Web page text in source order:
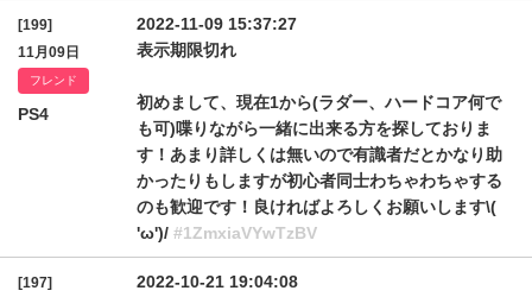
[199]
11月09日
フレンド
PS4
2022-11-09 15:37:27
表示期限切れ
初めまして、現在1から(ラダー、ハードコア何で
も可)喋りながら一緒に出来る方を探しておりま
す！あまり詳しくは無いので有識者だとかなり助
かったりもしますが初心者同士わちゃわちゃする
のも歓迎です！良ければよろしくお願いします\(
'ω')/ #1ZmxiaVYwTzBV
[197]
2022-10-21 19:04:08